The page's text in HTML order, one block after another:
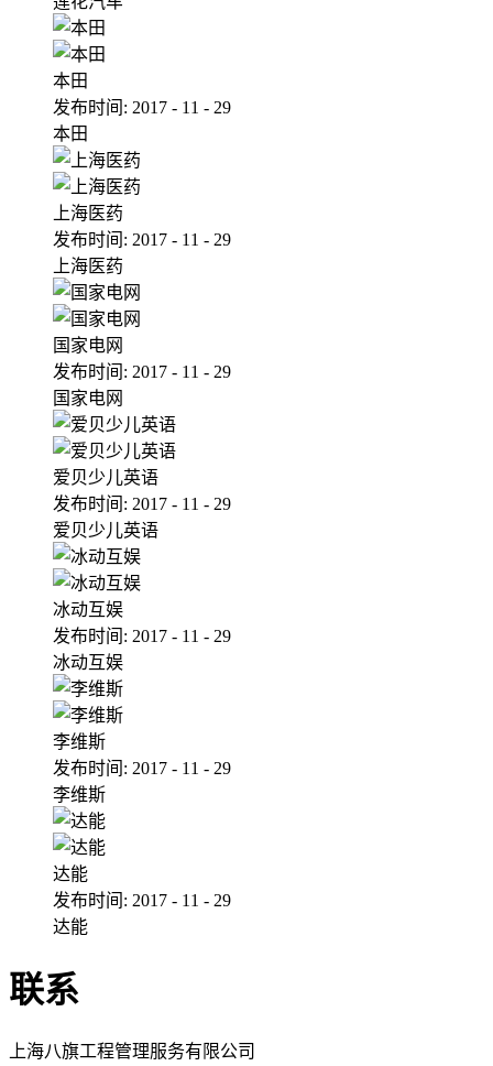
本田
发布时间: 2017 - 11 - 29
本田
上海医药
发布时间: 2017 - 11 - 29
上海医药
国家电网
发布时间: 2017 - 11 - 29
国家电网
爱贝少儿英语
发布时间: 2017 - 11 - 29
爱贝少儿英语
冰动互娱
发布时间: 2017 - 11 - 29
冰动互娱
李维斯
发布时间: 2017 - 11 - 29
李维斯
达能
发布时间: 2017 - 11 - 29
达能
联系
上海八旗工程管理服务有限公司